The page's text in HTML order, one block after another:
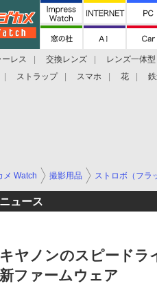
ーレス 交換レンズ レンズ一体型
ストラップ スマホ 花
メ Watch 撮影用品 ストロボ（フラ
ニュース
キヤノンのスピードラ
新ファームウェア